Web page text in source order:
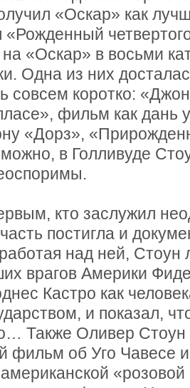
«Оскар» как
«Рожденный
«Оскар» в восьми
Одна из них
совсем коротко:
фильм как дань
«Дорз»,
в Голливуде
кто заслужил
постигла и
над ней, Стоун
врагов Америки
Кастро как
и показал,
Также Оливер Стоун
фильм об Уго Чавесе и